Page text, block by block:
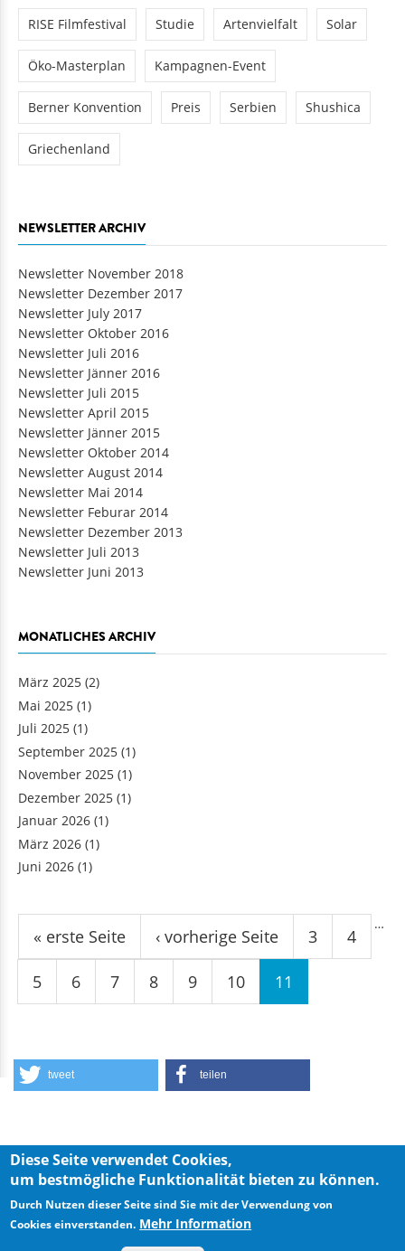
RISE Filmfestival Studie Artenvielfalt Solar
Öko-Masterplan Kampagnen-Event
Berner Konvention Preis Serbien Shushica
Griechenland
NEWSLETTER ARCHIV
Newsletter November 2018
Newsletter Dezember 2017
Newsletter July 2017
Newsletter Oktober 2016
Newsletter Juli 2016
Newsletter Jänner 2016
Newsletter Juli 2015
Newsletter April 2015
Newsletter Jänner 2015
Newsletter Oktober 2014
Newsletter August 2014
Newsletter Mai 2014
Newsletter Feburar 2014
Newsletter Dezember 2013
Newsletter Juli 2013
Newsletter Juni 2013
MONATLICHES ARCHIV
März 2025 (2)
Mai 2025 (1)
Juli 2025 (1)
September 2025 (1)
November 2025 (1)
Dezember 2025 (1)
Januar 2026 (1)
März 2026 (1)
Juni 2026 (1)
Seiten
« erste Seite ‹ vorherige Seite
…
3 4
5 6 7 8 9 10 11
tweet teilen
Diese Seite verwendet Cookies,
um bestmögliche Funktionalität bieten zu können.
Durch Nutzen dieser Seite sind Sie mit der Verwendung von
Cookies einverstanden. Mehr Information